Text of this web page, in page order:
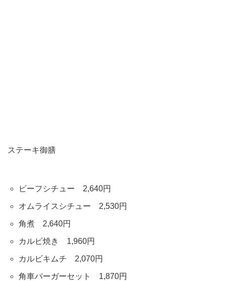
ステーキ御膳
ビーフシチュー 2,640円
オムライスシチュー 2,530円
角煮 2,640円
カルビ焼き 1,960円
カルビキムチ 2,070円
角車バーガーセット 1,870円